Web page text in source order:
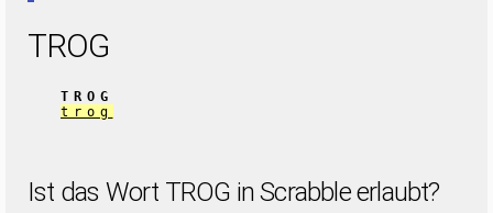
TROG
TROG
trog
Ist das Wort TROG in Scrabble erlaubt?